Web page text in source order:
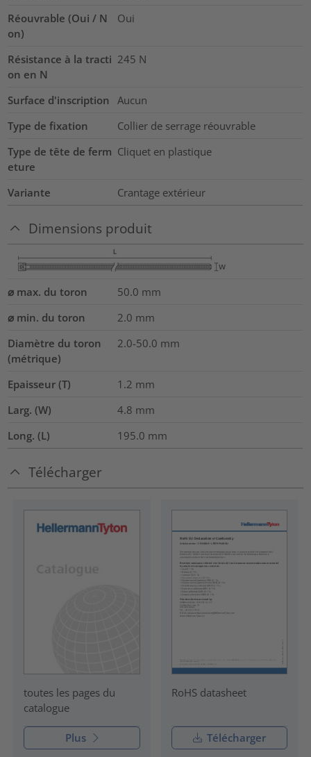
Réouvrable (Oui / N
on)
Oui
Résistance à la tracti
on en N
245 N
Surface d'inscription Aucun
Type de fixation
Collier de serrage réouvrable
Type de tête de ferm
eture
Cliquet en plastique
Variante Crantage extérieur
Dimensions produit
⌀ max. du toron 50.0 mm
⌀ min. du toron
2.0 mm
Diamètre du toron
(métrique)
2.0-50.0 mm
Epaisseur (T) 1.2 mm
Larg. (W)
4.8 mm
Long. (L)
195.0 mm
Télécharger
toutes les pages du
catalogue
Plus
RoHS datasheet
Télécharger